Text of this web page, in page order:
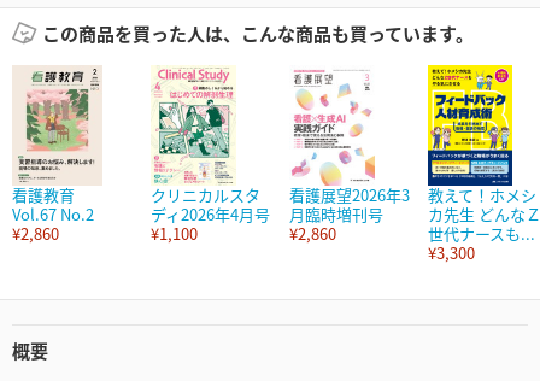
この商品を買った人は、こんな商品も買っています。
看護教育
Vol.67 No.2
¥2,860
クリニカルスタ
ディ2026年4月号
¥1,100
看護展望2026年3
月臨時増刊号
¥2,860
教えて！ホメシ
カ先生 どんなＺ
世代ナースも...
¥3,300
概要